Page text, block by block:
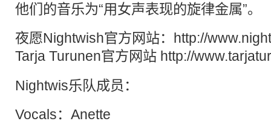
他们的音乐为“用女声表现的旋律金属”。
夜愿Nightwish官方网站：http://
Tarja Turunen官方网站 http://
Nightwis乐队成员：
Vocals：Anette